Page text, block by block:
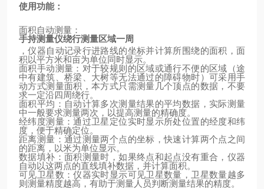
使用功能：
面积自动测量：
手持测量仪绕行测量区域一周
，仪器自动记录行进路线的坐标并计算所围绕的面积，面
积以平方米和亩为单位同时显示。
面积手动测量：对于较规则的区域或通行不便的区域（途
中有建筑、桥梁、大树等无法通过的障碍物时）可采用手
动方式测量面积，本方式只需测量几个顶点的数据，不要
求一定沿四周绕行。
面积平均：自动计算多次测量结果的平均数据，实际测量
中一般要求测量两次，以提高测量的精确度。
经纬度测量：通过卫星定位实时显示所处位置的经度和纬
度，便于精确定位。
距离测量：通过测量两个点的坐标，快速计算两个点之间
的距离，以米为单位显示。
数据填补：面积测量时，如果终点和起点没有重合，仪器
自动以这两点的直线填补数据，并计算面积。
可见卫星数：仪器实时显示可见卫星数量，卫星数量越多
则测量精度越高，有助于测量人员判断测量结果的精度。